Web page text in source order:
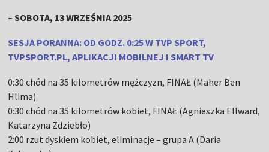
– SOBOTA, 13 WRZEŚNIA 2025
SESJA PORANNA: OD GODZ. 0:25 W TVP SPORT,
TVPSPORT.PL, APLIKACJI MOBILNEJ I SMART TV
0:30 chód na 35 kilometrów mężczyzn, FINAŁ (Maher Ben
Hlima)
0:30 chód na 35 kilometrów kobiet, FINAŁ (Agnieszka Ellward,
Katarzyna Zdziebło)
2:00 rzut dyskiem kobiet, eliminacje – grupa A (Daria